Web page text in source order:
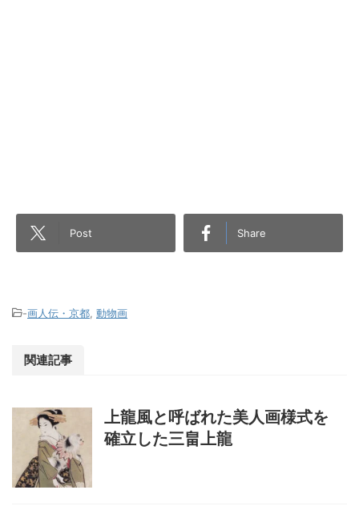
Post Share
-画人伝・京都 動物画
関連記事
上龍風と呼ばれた美人画様式を
確立した三畠上龍